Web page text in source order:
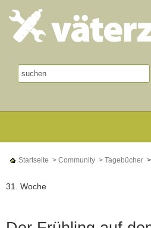
Startseite > Community > Tagebücher
31. Woche